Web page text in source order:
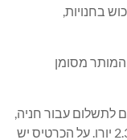
בחנויות,
מסומן
לתשלום עבור חניה,
הנמכרים במחירים של 0.26, 0.51, 1.15 ו-2.30 יורו. על הכרטיס יש